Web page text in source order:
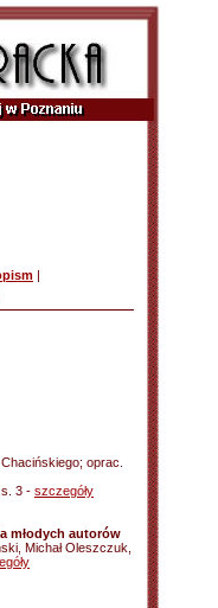
|
oprac.
3 - szczegóły
młodych autorów
Michał Oleszczuk,